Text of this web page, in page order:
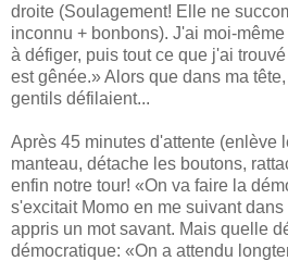
droite (Soulagement! Elle ne
inconnu + bonbons). J'ai moi-
à défiger, puis tout ce que j'ai
est gênée.» Alors que dans ma
gentils défilaient...
Après 45 minutes d'attente (enlève
manteau, détache les boutons,
enfin notre tour! «On va faire la
s'excitait Momo en me suivant
appris un mot savant. Mais quelle
démocratique: «On a attendu